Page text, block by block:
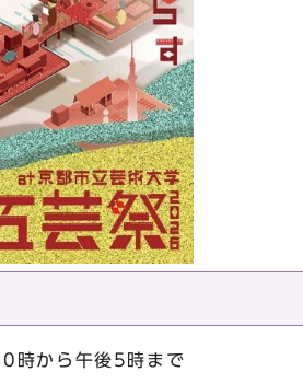
時から午後5時まで